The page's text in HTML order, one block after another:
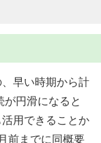
早い時期から計
円滑になると
用できることか
前までに同概要